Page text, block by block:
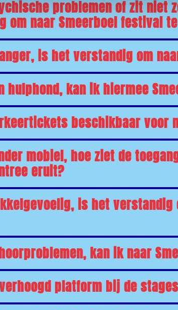
problemen of zit niet
om naar Smeerboel festival
is het verstandig om
hulphond, kan ik hiermee
beschikbaar voor
mobiel, hoe ziet de
eruit?
is het verstandig
kan ik naar
platform bij de